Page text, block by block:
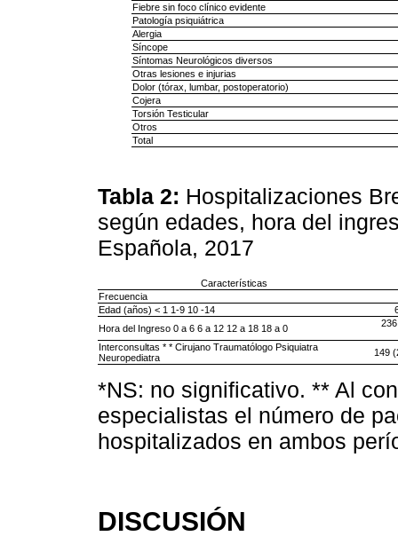
Fiebre sin foco clínico evidente
Patología psiquiátrica
Alergia
Síncope
Síntomas Neurológicos diversos
Otras lesiones e injurias
Dolor (tórax, lumbar, postoperatorio)
Cojera
Torsión Testicular
Otros
Total
Tabla 2: Hospitalizaciones
según edades, hora del
Española, 2017
Características
Frecuencia
Edad (años) < 1 1-9 10 -14
Hora del Ingreso 0 a 6 6 a 12 12 a 18 18 a 0
Interconsultas * * Cirujano Traumatólogo Psiquiatra
Neuropediatra
149
*NS: no significativo. ** Al
especialistas el número de
hospitalizados en ambos
DISCUSIÓN